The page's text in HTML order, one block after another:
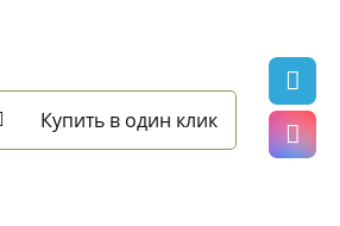
Купить в один клик